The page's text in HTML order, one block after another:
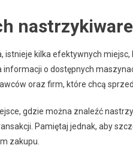
kilka efektywnych
o dostępnych
oraz firm, które chcą
gdzie można znaleźć
Pamiętaj jednak, aby
zakupu.